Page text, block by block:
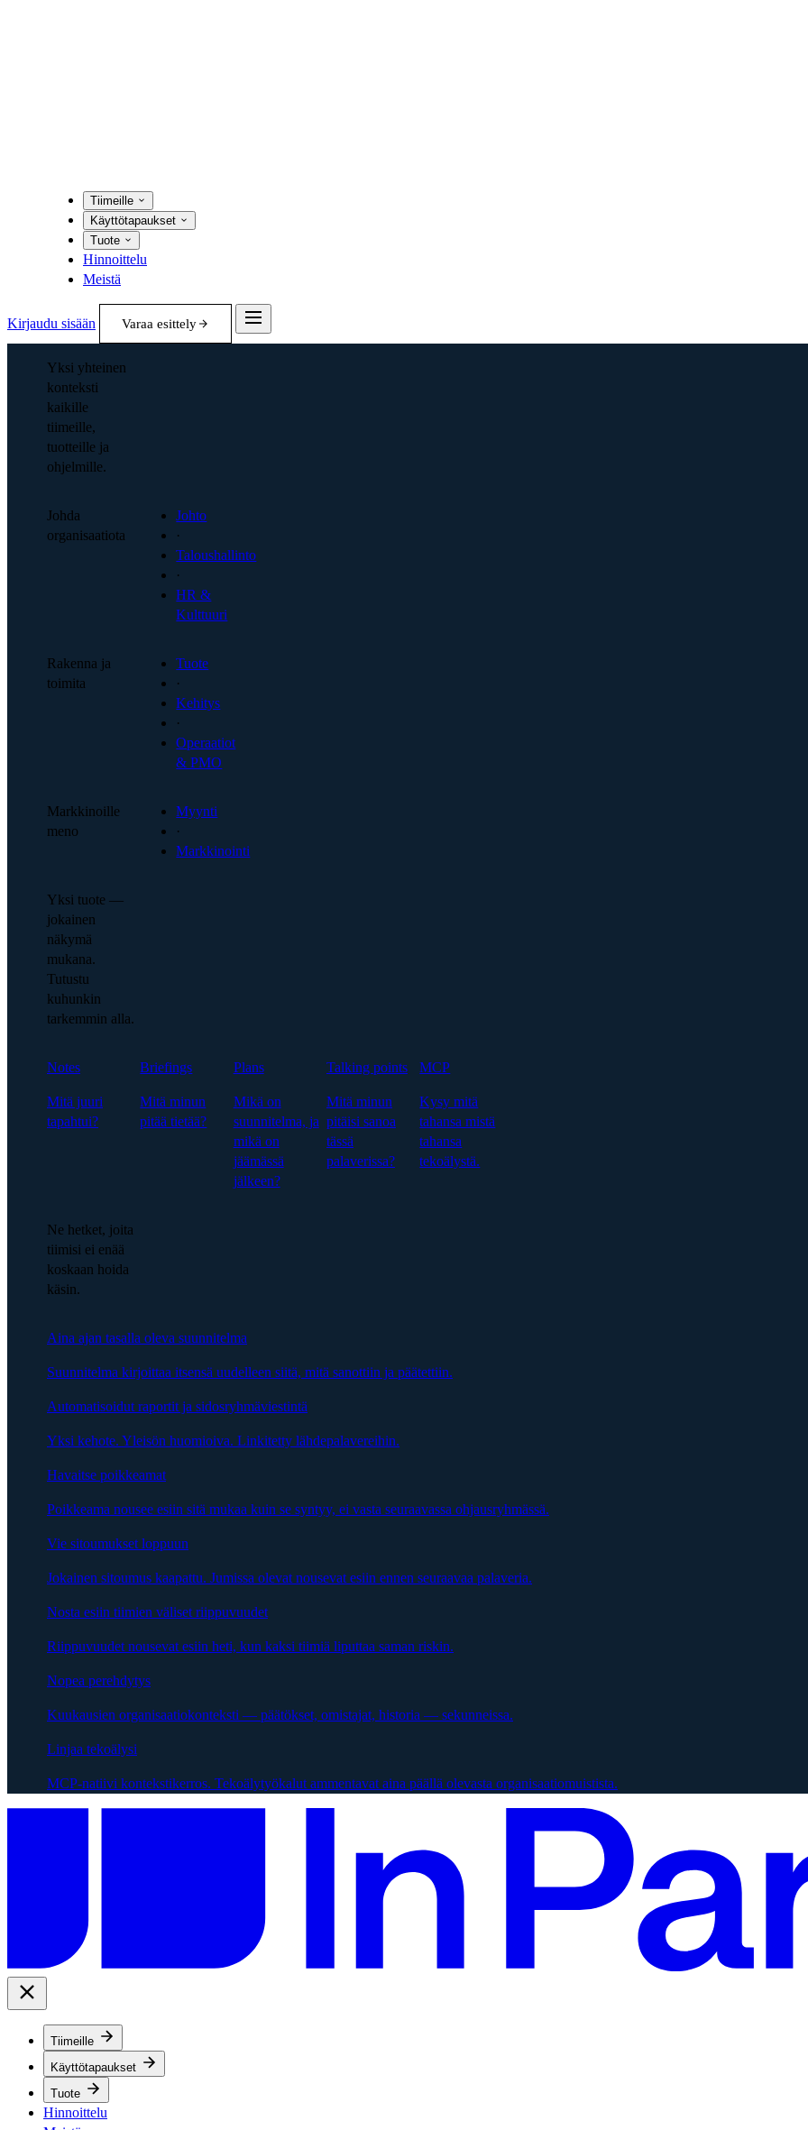
Tiimeille
Käyttötapaukset
Tuote
Hinnoittelu
Meistä
Kirjaudu sisään Varaa esittely
Yksi yhteinen
konteksti
kaikille
tiimeille,
tuotteille ja
ohjelmille.
Johda
organisaatiota
Johto
·
Taloushallinto
·
HR &
Kulttuuri
Rakenna ja
toimita
Tuote
·
Kehitys
·
Operaatiot
& PMO
Markkinoille
meno
Myynti
·
Markkinointi
Yksi tuote —
jokainen
näkymä
mukana.
Tutustu
kuhunkin
tarkemmin alla.
Notes
Mitä juuri
tapahtui?
Briefings
Mitä minun
pitää tietää?
Plans
Mikä on
suunnitelma, ja
mikä on
jäämässä
jälkeen?
Talking points
Mitä minun
pitäisi sanoa
tässä
palaverissa?
MCP
Kysy mitä
tahansa mistä
tahansa
tekoälystä.
Ne hetket, joita
tiimisi ei enää
koskaan hoida
käsin.
Aina ajan tasalla oleva suunnitelma
Suunnitelma kirjoittaa itsensä uudelleen siitä, mitä sanottiin ja päätettiin.
Automatisoidut raportit ja sidosryhmäviestintä
Yksi kehote. Yleisön huomioiva. Linkitetty lähdepalavereihin.
Havaitse poikkeamat
Poikkeama nousee esiin sitä mukaa kuin se syntyy, ei vasta seuraavassa ohjausryhmässä.
Vie sitoumukset loppuun
Jokainen sitoumus kaapattu. Jumissa olevat nousevat esiin ennen seuraavaa palaveria.
Nosta esiin tiimien väliset riippuvuudet
Riippuvuudet nousevat esiin heti, kun kaksi tiimiä liputtaa saman riskin.
Nopea perehdytys
Kuukausien organisaatiokonteksti — päätökset, omistajat, historia — sekunneissa.
Linjaa tekoälysi
MCP-natiivi kontekstikerros. Tekoälytyökalut ammentavat aina päällä olevasta organisaatiomuistista.
Tiimeille
Käyttötapaukset
Tuote
Hinnoittelu